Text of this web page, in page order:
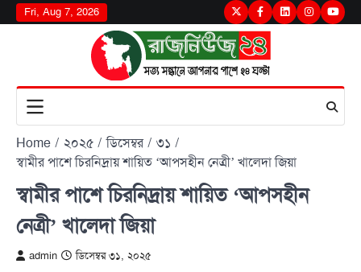
Skip
to
Fri, Aug 7, 2026 TwitterFacebook
LinkedInInstagram
Home ২০২৫ ডিসেম্বর
৩১
স্বামীর পাশে চিরনিদ্রায় শায়িত ‘আপসহীন নেত্রী’ খালেদা জিয়া
স্বামীর পাশে চিরনিদ্রায় শায়িত ‘আপসহীন
নেত্রী’ খালেদা জিয়া
admin ডিসেম্বর ৩১, ২০২৫